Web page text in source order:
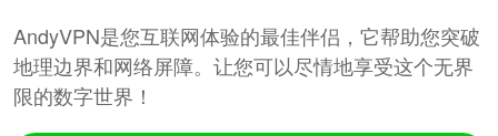
AndyVPN是您互联网体验的最佳伴侣，它帮助您突破
地理边界和网络屏障。让您可以尽情地享受这个无界
限的数字世界！